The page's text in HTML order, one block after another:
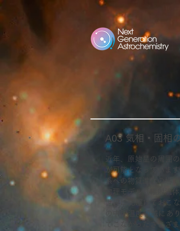
A03 気相・固相
近年、原始星の周囲の
が可能となっていま
系への物質進化の場
物理モデル（輻射流
世界に先駆けておこ
の中間温度領域にあ
てこなかったさまざ